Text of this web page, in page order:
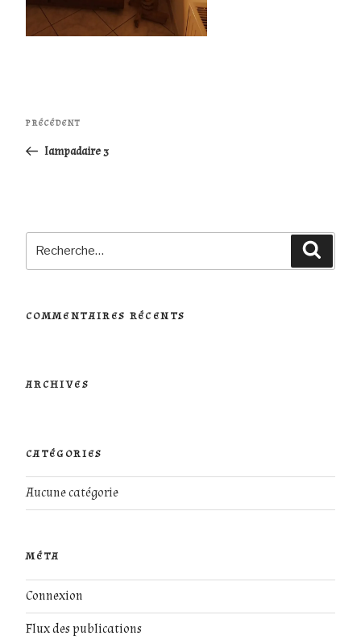
l’article
Article
PRÉCÉDENT
lampadaire 3
pour
COMMENTAIRES RÉCENTS
ARCHIVES
CATÉGORIES
Aucune catégorie
MÉTA
Connexion
Flux des publications